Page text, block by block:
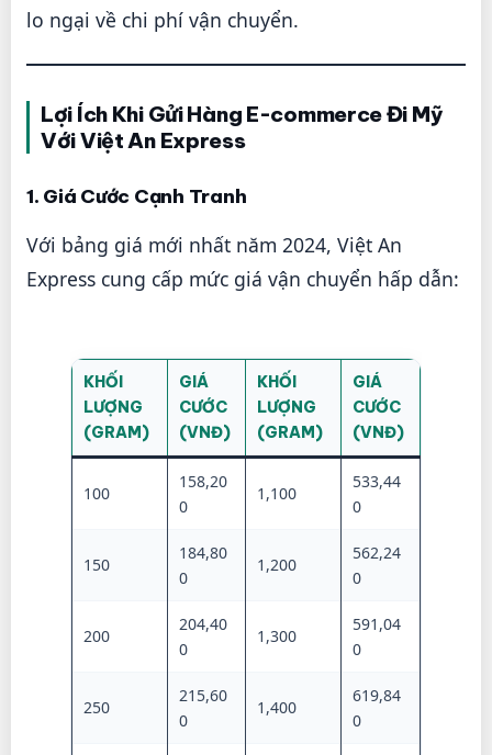
lo ngại về chi phí vận chuyển.
Lợi Ích Khi Gửi Hàng E-commerce Đi Mỹ
Với Việt An Express
1. Giá Cước Cạnh Tranh
Với bảng giá mới nhất năm 2024, Việt An
Express cung cấp mức giá vận chuyển hấp dẫn:
KHỐI
LƯỢNG
(GRAM)
GIÁ
CƯỚC
(VNĐ)
KHỐI
LƯỢNG
(GRAM)
GIÁ
CƯỚC
(VNĐ)
100
158,20
0
1,100
533,44
0
150
184,80
0
1,200
562,24
0
200
204,40
0
1,300
591,04
0
250
215,60
0
1,400
619,84
0